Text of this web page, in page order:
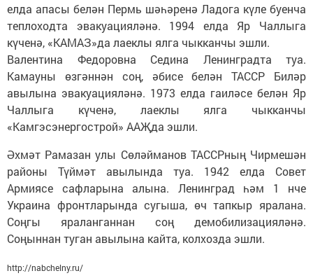
елда апасы белән Пермь шәһәренә Ладога күле буенча
теплоходта эвакуацияләнә. 1994 елда Яр Чаллыга
күченә, «КАМАЗ»да лаеклы ялга чыкканчы эшли.
Валентина Федоровна Седина Ленинградта туа.
Камауны өзгәннән соң, әбисе белән ТАССР Биләр
авылына эвакуацияләнә. 1973 елда гаиләсе белән Яр
Чаллыга күченә, лаеклы ялга чыкканчы
«Камгэсэнергострой» ААҖда эшли.
Әхмәт Рамазан улы Сөләйманов ТАССРның Чирмешән
районы Түймәт авылында туа. 1942 елда Совет
Армиясе сафларына алына. Ленинград һәм 1 нче
Украина фронтларында сугыша, өч тапкыр яралана.
Соңгы яраланганнан соң демобилизацияләнә.
Соңыннан туган авылына кайта, колхозда эшли.
http://nabchelny.ru/